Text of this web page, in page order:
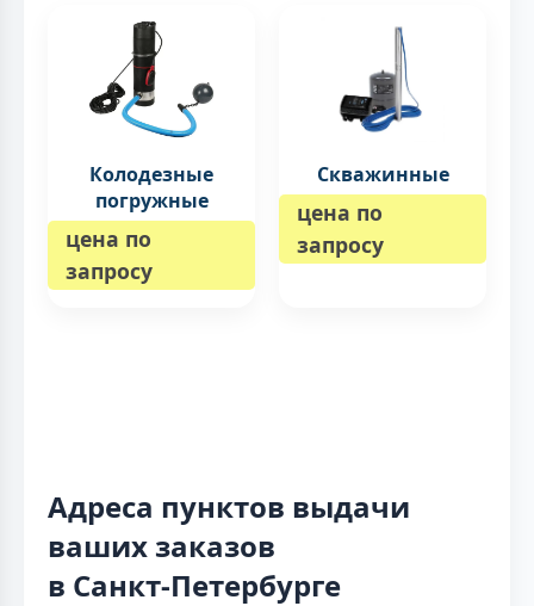
Колодезные
погружные
цена по
запросу
Скважинные
цена по
запросу
Адреса пунктов выдачи
ваших заказов
в Санкт-Петербурге